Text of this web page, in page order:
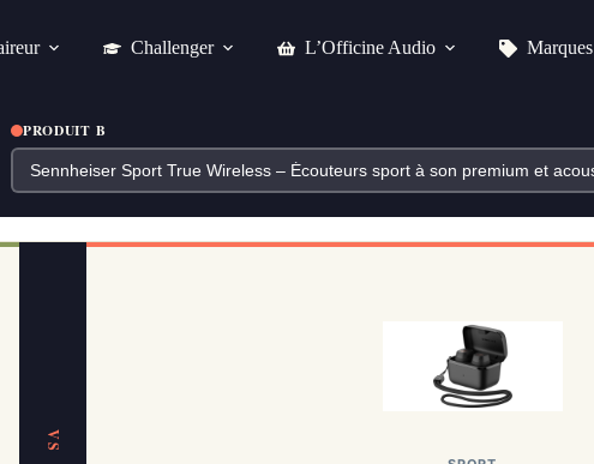
Challenger L’Officine Audio Marques
PRODUIT B
VS